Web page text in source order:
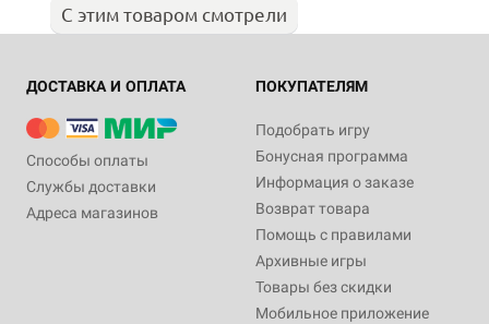
С этим товаром смотрели
ДОСТАВКА И ОПЛАТА
Способы оплаты
Службы доставки
Адреса магазинов
ПОКУПАТЕЛЯМ
Подобрать игру
Бонусная программа
Информация о заказе
Возврат товара
Помощь с правилами
Архивные игры
Товары без скидки
Мобильное приложение